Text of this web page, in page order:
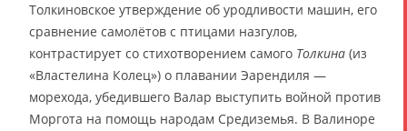
Толкиновское утверждение об уродливости машин, его
сравнение самолётов с птицами назгулов,
контрастирует со стихотворением самого Толкина (из
«Властелина Колец») о плавании Эарендиля —
морехода, убедившего Валар выступить войной против
Моргота на помощь народам Средиземья. В Валиноре